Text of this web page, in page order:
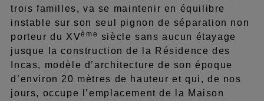
trois familles, va se maintenir en équilibre
instable sur son seul pignon de séparation non
porteur du XVème siècle sans aucun étayage
jusque la construction de la Résidence des
Incas, modèle d’architecture de son époque
d’environ 20 mètres de hauteur et qui, de nos
jours, occupe l’emplacement de la Maison